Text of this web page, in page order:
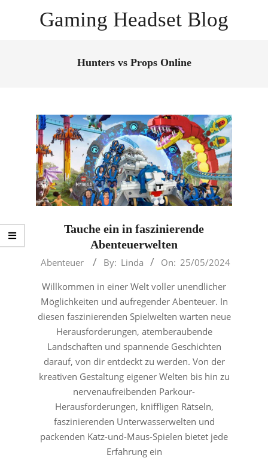
Gaming Headset Blog
Hunters vs Props Online
Tauche ein in faszinierende
Abenteuerwelten
2024-
25
Abenteuer By: Linda On: 25/05/2024
Willkommen in einer Welt voller unendlicher
Möglichkeiten und aufregender Abenteuer. In
diesen faszinierenden Spielwelten warten neue
Herausforderungen, atemberaubende
Landschaften und spannende Geschichten
darauf, von dir entdeckt zu werden. Von der
kreativen Gestaltung eigener Welten bis hin zu
nervenaufreibenden Parkour-
Herausforderungen, kniffligen Rätseln,
faszinierenden Unterwasserwelten und
packenden Katz-und-Maus-Spielen bietet jede
Erfahrung ein